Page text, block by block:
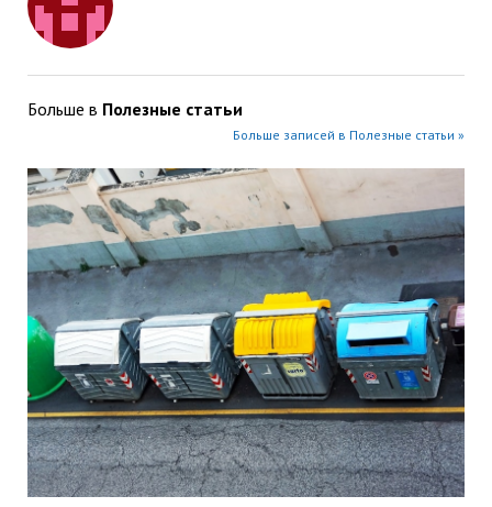
Больше в Полезные статьи
Больше записей в Полезные статьи »